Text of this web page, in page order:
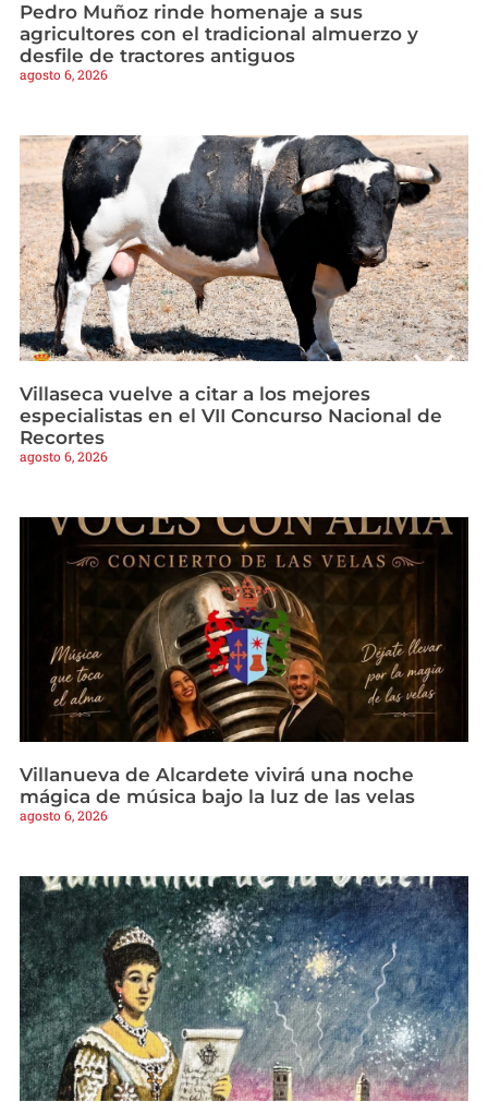
Pedro Muñoz rinde homenaje a sus
agricultores con el tradicional almuerzo y
desfile de tractores antiguos
agosto 6, 2026
Villaseca vuelve a citar a los mejores
especialistas en el VII Concurso Nacional de
Recortes
agosto 6, 2026
Villanueva de Alcardete vivirá una noche
mágica de música bajo la luz de las velas
agosto 6, 2026